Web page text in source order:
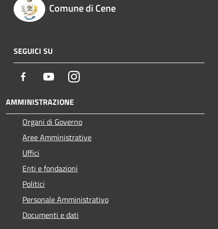
Comune di Cene
SEGUICI SU
Facebook YoutubeInstagram
AMMINISTRAZIONE
Organi di Governo
Aree Amministrative
Uffici
Enti e fondazioni
Politici
Personale Amministrativo
Documenti e dati